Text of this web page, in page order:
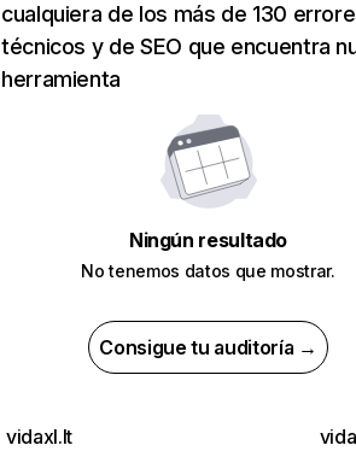
cualquiera de los más de 130
técnicos y de SEO que encuentra
herramienta
Ningún resultado
No tenemos datos que mostrar.
Consigue tu auditoría →
vidaxl.lt